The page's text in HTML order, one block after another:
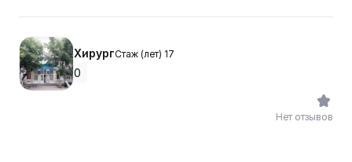
ХирургСтаж (лет) 17
0
Нет отзывов